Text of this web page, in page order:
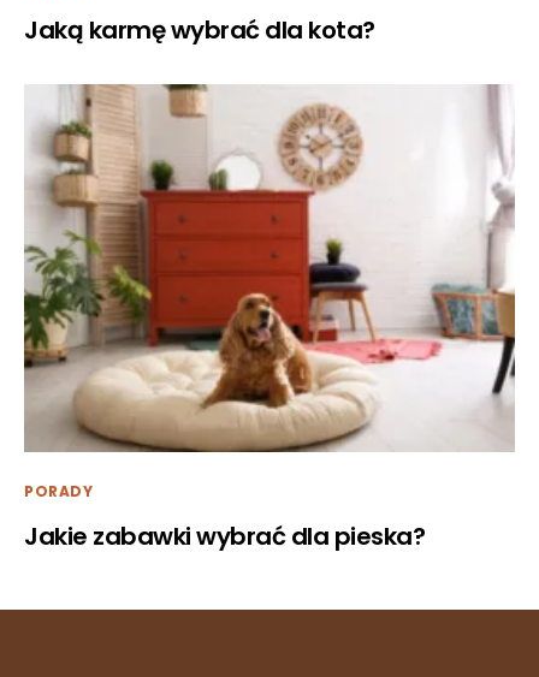
Jaką karmę wybrać dla kota?
PORADY
Jakie zabawki wybrać dla pieska?